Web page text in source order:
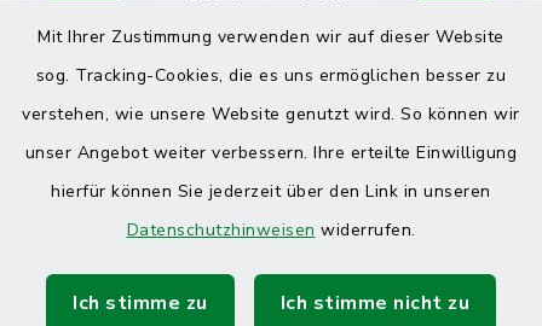
Mit Ihrer Zustimmung verwenden wir auf dieser Website
sog. Tracking-Cookies, die es uns ermöglichen besser zu
verstehen, wie unsere Website genutzt wird. So können wir
unser Angebot weiter verbessern. Ihre erteilte Einwilligung
hierfür können Sie jederzeit über den Link in unseren
Datenschutzhinweisen widerrufen.
Ich stimme zu Ich stimme nicht zu